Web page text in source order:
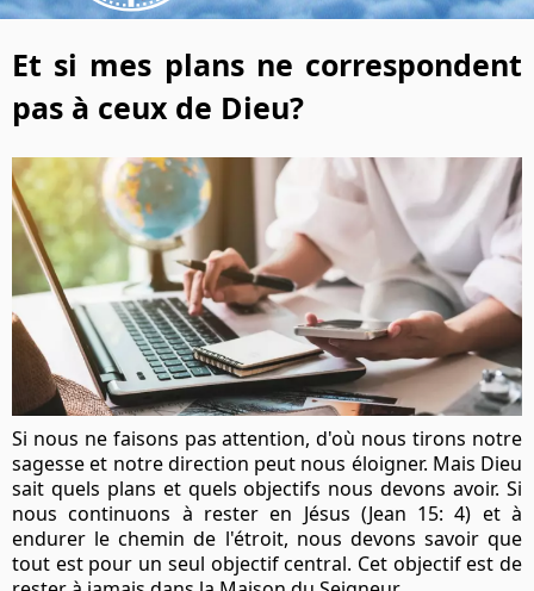
Et si mes plans ne correspondent
pas à ceux de Dieu?
Si nous ne faisons pas attention, d'où nous tirons notre
sagesse et notre direction peut nous éloigner. Mais Dieu
sait quels plans et quels objectifs nous devons avoir. Si
nous continuons à rester en Jésus (Jean 15: 4) et à
endurer le chemin de l'étroit, nous devons savoir que
tout est pour un seul objectif central. Cet objectif est de